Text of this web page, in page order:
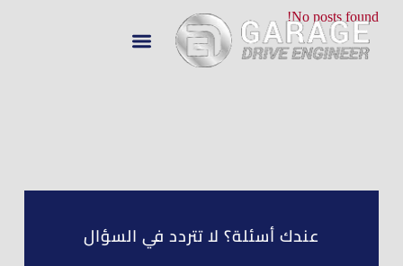
No posts found!
عندك أسئلة؟ لا تتردد في السؤال